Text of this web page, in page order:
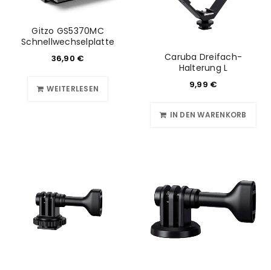
Gitzo GS5370MC
Schnellwechselplatte
36,90 €
WEITERLESEN
Caruba Dreifach-
Halterung L
9,99 €
IN DEN WARENKORB